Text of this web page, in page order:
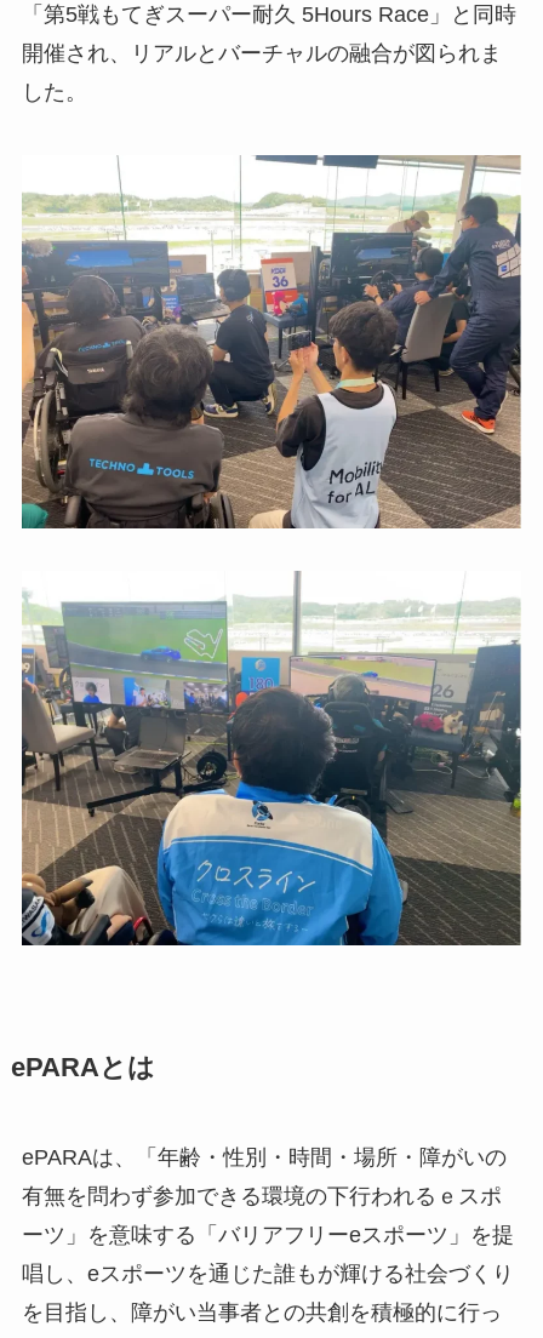
「第5戦もてぎスーパー耐久 5Hours Race」と同時
開催され、リアルとバーチャルの融合が図られま
した。
ePARAとは
ePARAは、「年齢・性別・時間・場所・障がいの
有無を問わず参加できる環境の下行われるｅスポ
ーツ」を意味する「バリアフリーeスポーツ」を提
唱し、eスポーツを通じた誰もが輝ける社会づくり
を目指し、障がい当事者との共創を積極的に行っ